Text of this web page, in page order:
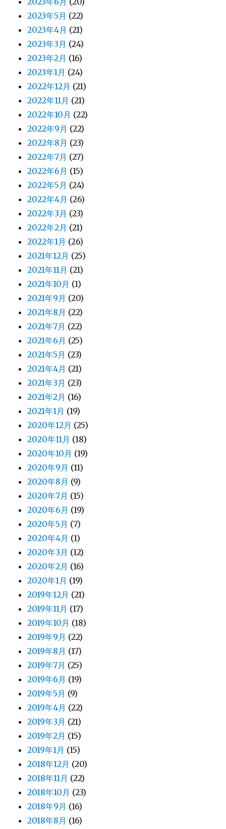
2023年5月 (22)
2023年4月 (21)
2023年3月 (24)
2023年2月 (16)
2023年1月 (24)
2022年12月 (21)
2022年11月 (21)
2022年10月 (22)
2022年9月 (22)
2022年8月 (23)
2022年7月 (27)
2022年6月 (15)
2022年5月 (24)
2022年4月 (26)
2022年3月 (23)
2022年2月 (21)
2022年1月 (26)
2021年12月 (25)
2021年11月 (21)
2021年10月 (1)
2021年9月 (20)
2021年8月 (22)
2021年7月 (22)
2021年6月 (25)
2021年5月 (23)
2021年4月 (21)
2021年3月 (23)
2021年2月 (16)
2021年1月 (19)
2020年12月 (25)
2020年11月 (18)
2020年10月 (19)
2020年9月 (11)
2020年8月 (9)
2020年7月 (15)
2020年6月 (19)
2020年5月 (7)
2020年4月 (1)
2020年3月 (12)
2020年2月 (16)
2020年1月 (19)
2019年12月 (21)
2019年11月 (17)
2019年10月 (18)
2019年9月 (22)
2019年8月 (17)
2019年7月 (25)
2019年6月 (19)
2019年5月 (9)
2019年4月 (22)
2019年3月 (21)
2019年2月 (15)
2019年1月 (15)
2018年12月 (20)
2018年11月 (22)
2018年10月 (23)
2018年9月 (16)
2018年8月 (16)